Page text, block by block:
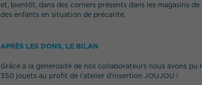
et, bientôt, dans des corners présents dans les magasins
des enfants en situation de précarité.
APRÈS LES DONS, LE BILAN
Grâce à la générosité de nos collaborateurs nous avons pu
350 jouets au profit de l’atelier d’insertion JOUJOU !